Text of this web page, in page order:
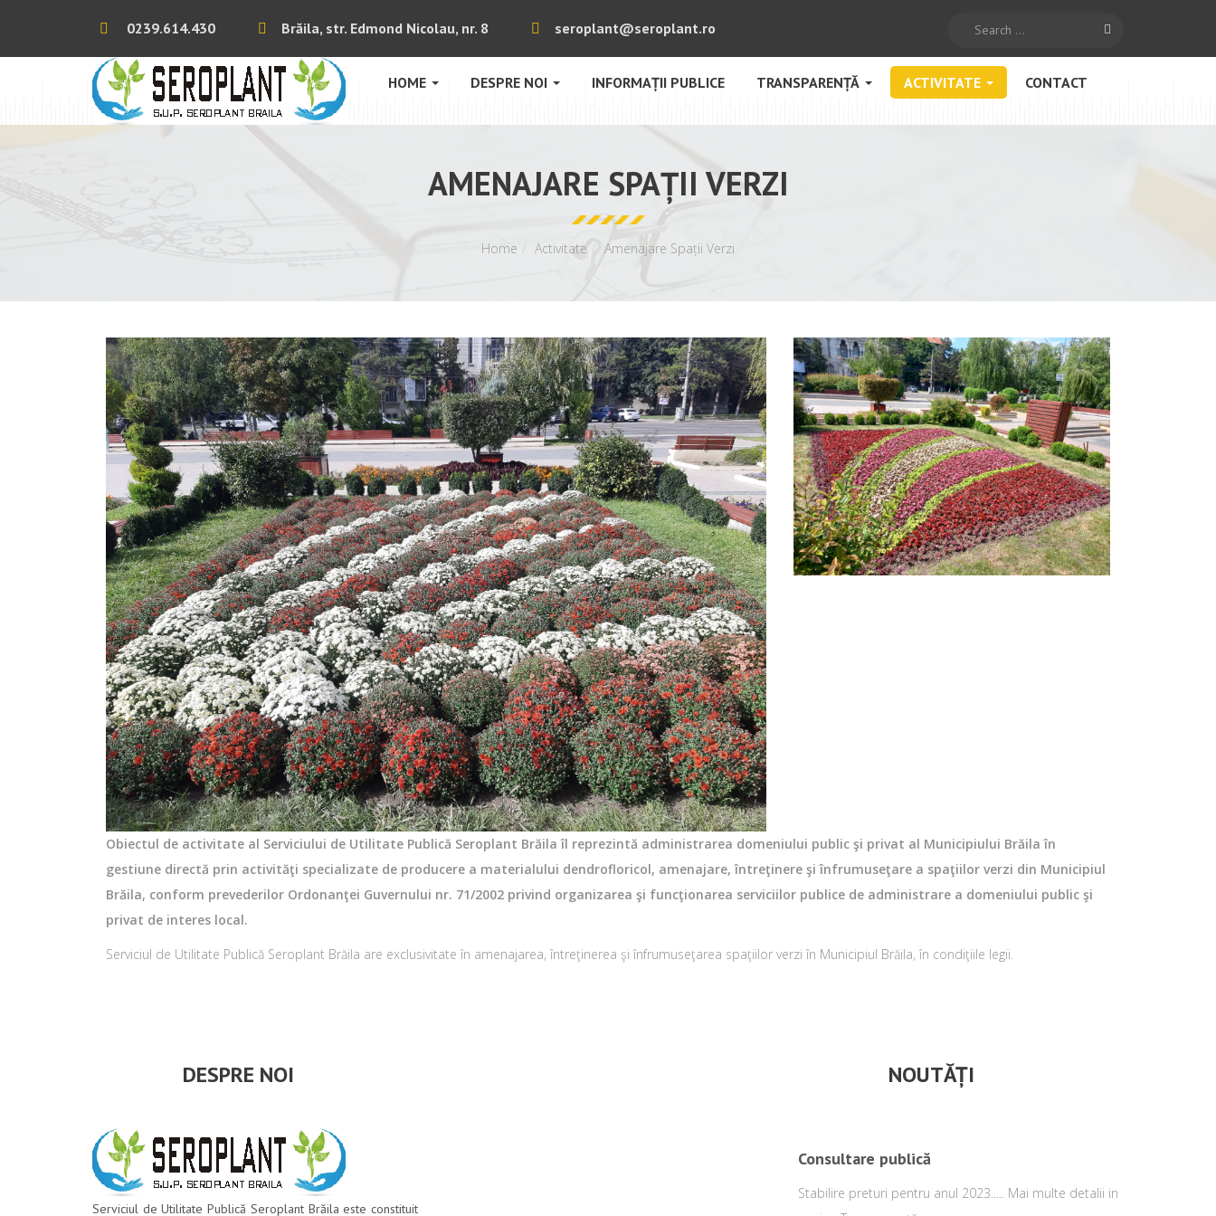
0239.614.430 Brăila, str. Edmond Nicolau, nr. 8 seroplant@seroplant.ro Search
HOME DESPRE NOI INFORMAȚII PUBLICE TRANSPARENȚĂ ACTIVITATE CONTACT
AMENAJARE SPAȚII VERZI
Home Activitate Amenajare Spații Verzi
Obiectul de activitate al Serviciului de Utilitate Publică Seroplant Brăila îl reprezintă administrarea domeniului public şi privat al Municipiului Brăila în
gestiune directă prin activităţi specializate de producere a materialului dendrofloricol, amenajare, întreţinere şi înfrumuseţare a spaţiilor verzi din Municipiul
Brăila, conform prevederilor Ordonanţei Guvernului nr. 71/2002 privind organizarea şi funcţionarea serviciilor publice de administrare a domeniului public şi
privat de interes local.
Serviciul de Utilitate Publică Seroplant Brăila are exclusivitate în amenajarea, întreţinerea şi înfrumuseţarea spaţiilor verzi în Municipiul Brăila, în condiţiile legii.
DESPRE NOI
Serviciul de Utilitate Publică Seroplant Brăila este constituit
NOUTĂȚI
Consultare publică
Stabilire preturi pentru anul 2023..... Mai multe detalii in